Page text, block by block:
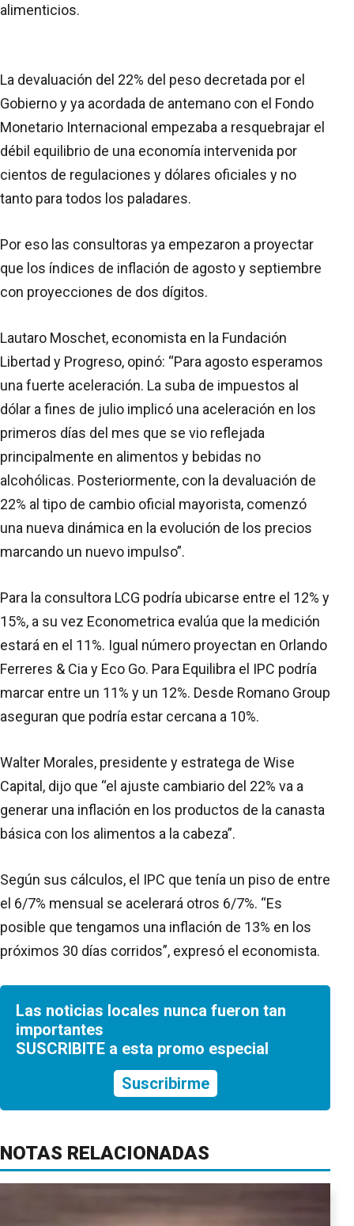
alimenticios.
La devaluación del 22% del peso decretada por el
Gobierno y ya acordada de antemano con el Fondo
Monetario Internacional empezaba a resquebrajar el
débil equilibrio de una economía intervenida por
cientos de regulaciones y dólares oficiales y no
tanto para todos los paladares.
Por eso las consultoras ya empezaron a proyectar
que los índices de inflación de agosto y septiembre
con proyecciones de dos dígitos.
Lautaro Moschet, economista en la Fundación
Libertad y Progreso, opinó: “Para agosto esperamos
una fuerte aceleración. La suba de impuestos al
dólar a fines de julio implicó una aceleración en los
primeros días del mes que se vio reflejada
principalmente en alimentos y bebidas no
alcohólicas. Posteriormente, con la devaluación de
22% al tipo de cambio oficial mayorista, comenzó
una nueva dinámica en la evolución de los precios
marcando un nuevo impulso”.
Para la consultora LCG podría ubicarse entre el 12% y
15%, a su vez Econometrica evalúa que la medición
estará en el 11%. Igual número proyectan en Orlando
Ferreres & Cia y Eco Go. Para Equilibra el IPC podría
marcar entre un 11% y un 12%. Desde Romano Group
aseguran que podría estar cercana a 10%.
Walter Morales, presidente y estratega de Wise
Capital, dijo que “el ajuste cambiario del 22% va a
generar una inflación en los productos de la canasta
básica con los alimentos a la cabeza”.
Según sus cálculos, el IPC que tenía un piso de entre
el 6/7% mensual se acelerará otros 6/7%. “Es
posible que tengamos una inflación de 13% en los
próximos 30 días corridos”, expresó el economista.
Las noticias locales nunca fueron tan
importantes
SUSCRIBITE a esta promo especial
Suscribirme
NOTAS RELACIONADAS